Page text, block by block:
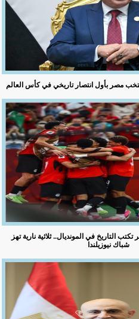
مصر بأول انتصار تاريخي في كأس العالم
2026.. مصر تكتب التاريخ في المونديال.. ثلاثية نارية تهز
شباك نيوزيلندا